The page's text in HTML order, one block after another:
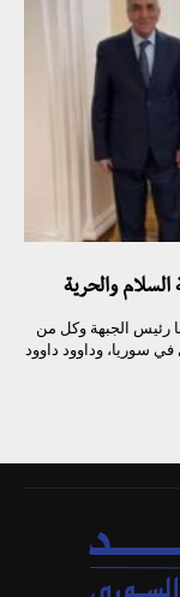
والحرية
رئيس الجبهة وكل من
سوريا، وداوود داوود